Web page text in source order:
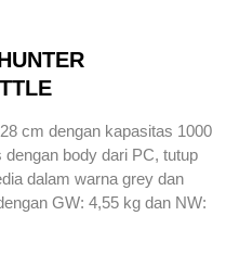
cm dengan kapasitas 1000
dengan body dari PC, tutup
dalam warna grey dan
GW: 4,55 kg dan NW: